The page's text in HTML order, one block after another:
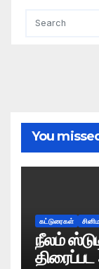
You
கட்டுரைகள்
நீலம்
திரைப்பட